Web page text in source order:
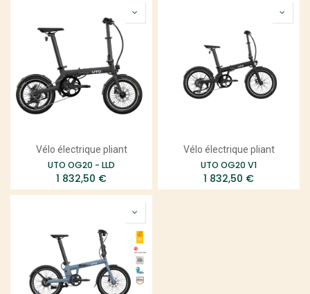
Vélo électrique pliant
UTO OG20 - LLD
1 832,50 €
Vélo électrique pliant
UTO OG20 V1
1 832,50 €